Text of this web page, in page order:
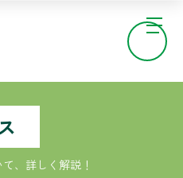
、詳しく解説！